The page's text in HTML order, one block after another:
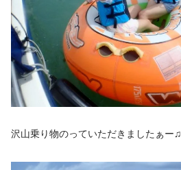
沢山乗り物のっていただきましたぁー♫